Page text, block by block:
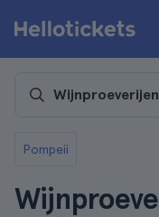
Pompeii